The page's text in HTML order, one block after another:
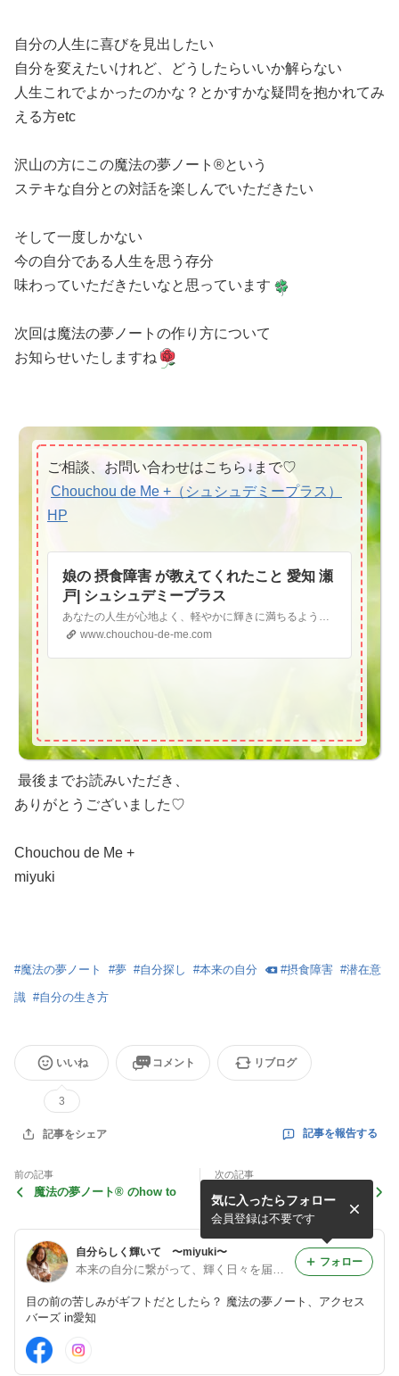
自分の人生に喜びを見出したい
自分を変えたいけれど、どうしたらいいか解らない
人生これでよかったのかな？とかすかな疑問を抱かれてみ
える方etc
沢山の方にこの魔法の夢ノート®︎という
ステキな自分との対話を楽しんでいただきたい
そして一度しかない
今の自分である人生を思う存分
味わっていただきたいなと思っています
次回は魔法の夢ノートの作り方について
お知らせいたしますね
ご相談、お問い合わせはこちら↓まで♡
Chouchou de Me +（シュシュデミープラス）
HP
娘の 摂食障害 が教えてくれたこと 愛知 瀬
戸| シュシュデミープラス
あなたの人生が心地よく、軽やかに輝きに満ちるようサポートさせていただきます自分の中にある忘れてしまっているものを思い出し 思い出したものから得たメッセージを大切に /魔法の夢ノート /アクセスバーズ/摂食障害（拒食症・過食症）体験相談 シュシュデミープラス
www.chouchou-de-me.com
最後までお読みいただき、
ありがとうございました♡
Chouchou de Me +
miyuki
#魔法の夢ノート #夢 #自分探し #本来の自分 #摂食障害 #潜在意
識 #自分の生き方
いいね
3
コメント リブログ
記事をシェア 記事を報告する
前の記事
魔法の夢ノート®︎ のhow to
次の記事
“好き”を見つけると人は強
くなる
自分らしく輝いて 〜miyuki〜
本来の自分に繋がって、輝く日々を届けたい 摂食障害ご家族サポート、魔法の夢ノート【in愛知/全国】miyuki
目の前の苦しみがギフトだとしたら？ 魔法の夢ノート、アクセス
バーズ in愛知
気に入ったらフォロー
会員登録は不要です
フォロー